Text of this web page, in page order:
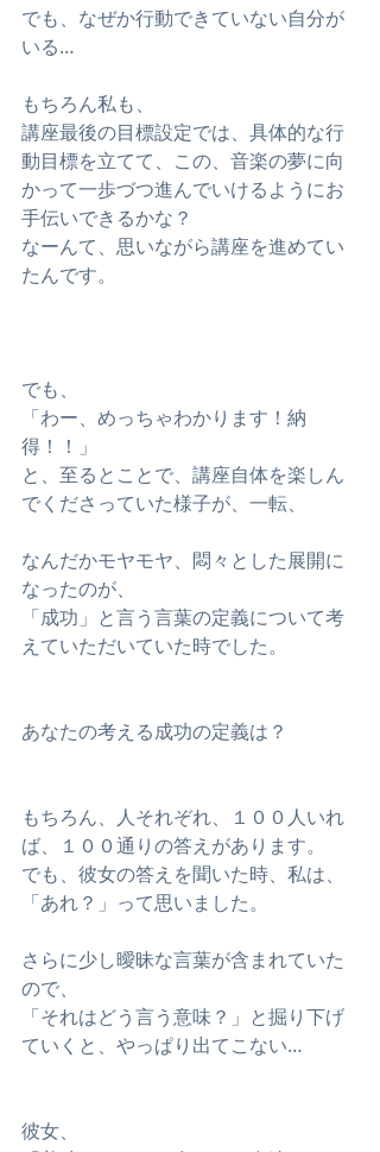
でも、なぜか行動できていない自分が
いる…
もちろん私も、
講座最後の目標設定では、具体的な行
動目標を立てて、この、音楽の夢に向
かって一歩づつ進んでいけるようにお
手伝いできるかな？
なーんて、思いながら講座を進めてい
たんです。
でも、
「わー、めっちゃわかります！納
得！！」
と、至るとことで、講座自体を楽しん
でくださっていた様子が、一転、
なんだかモヤモヤ、悶々とした展開に
なったのが、
「成功」と言う言葉の定義について考
えていただいていた時でした。
あなたの考える成功の定義は？
もちろん、人それぞれ、１００人いれ
ば、１００通りの答えがあります。
でも、彼女の答えを聞いた時、私は、
「あれ？」って思いました。
さらに少し曖昧な言葉が含まれていた
ので、
「それはどう言う意味？」と掘り下げ
ていくと、やっぱり出てこない…
彼女、